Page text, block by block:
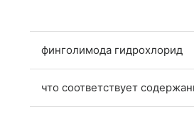
финголимода гидрохлорид
что соответствует